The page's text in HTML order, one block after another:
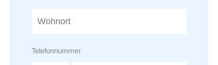
Telefonnummer